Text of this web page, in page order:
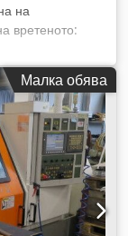
на
вретеното:
въртене с
31iA
86 mm С
12 основни
MT5 Мощност
об/мин Мощност
об/мин
Малка обява